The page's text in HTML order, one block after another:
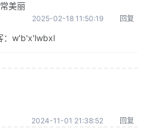
美丽
2025-02-18 11:50:19 回复
：w'b'x'lwbxl
2024-11-01 21:38:52 回复